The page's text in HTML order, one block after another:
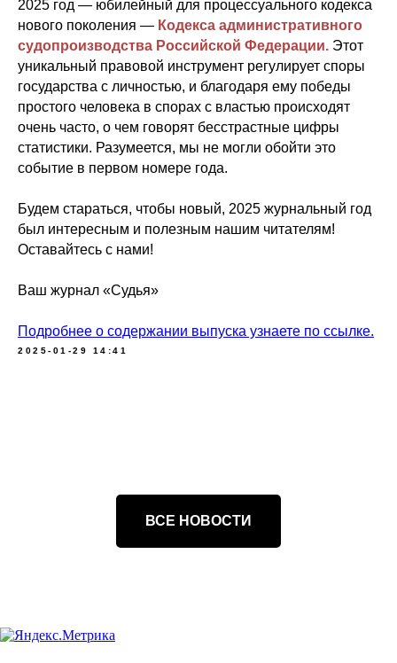
2025 год — юбилейный для процессуального кодекса
нового поколения — Кодекса административного
судопроизводства Российской Федерации. Этот
уникальный правовой инструмент регулирует споры
государства с личностью, и благодаря ему победы
простого человека в спорах с властью происходят
очень часто, о чем говорят бесстрастные цифры
статистики. Разумеется, мы не могли обойти это
событие в первом номере года.
Будем стараться, чтобы новый, 2025 журнальный год
был интересным и полезным нашим читателям!
Оставайтесь с нами!
Ваш журнал «Судья»
Подробнее о содержании выпуска узнаете по ссылке.
2025-01-29 14:41
ВСЕ НОВОСТИ